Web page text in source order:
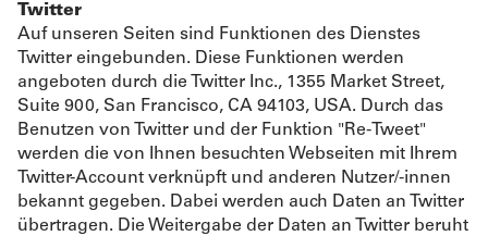
Twitter
Auf unseren Seiten sind Funktionen des Dienstes
Twitter eingebunden. Diese Funktionen werden
angeboten durch die Twitter Inc., 1355 Market Street,
Suite 900, San Francisco, CA 94103, USA. Durch das
Benutzen von Twitter und der Funktion "Re-Tweet"
werden die von Ihnen besuchten Webseiten mit Ihrem
Twitter-Account verknüpft und anderen Nutzer/-innen
bekannt gegeben. Dabei werden auch Daten an Twitter
übertragen. Die Weitergabe der Daten an Twitter beruht